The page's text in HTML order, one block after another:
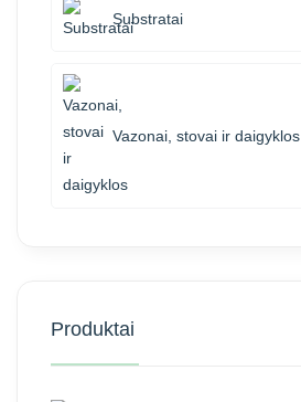
Substratai
Vazonai, stovai ir daigyklos
Produktai